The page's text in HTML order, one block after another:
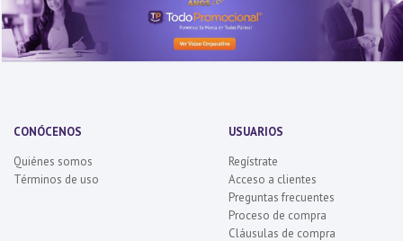
CONÓCENOS
Quiénes somos
Términos de uso
USUARIOS
Regístrate
Acceso a clientes
Preguntas frecuentes
Proceso de compra
Cláusulas de compra